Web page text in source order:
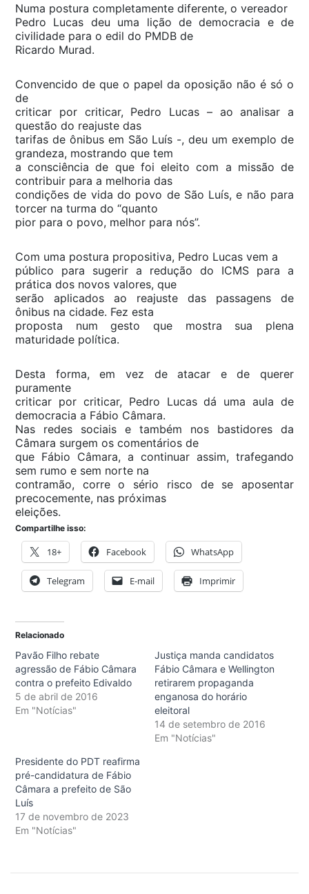
Numa postura completamente diferente, o vereador
Pedro Lucas deu uma lição de democracia e de
civilidade para o edil do PMDB de
Ricardo Murad.
Convencido de que o papel da oposição não é só o
de
criticar por criticar, Pedro Lucas – ao analisar a
questão do reajuste das
tarifas de ônibus em São Luís -, deu um exemplo de
grandeza, mostrando que tem
a consciência de que foi eleito com a missão de
contribuir para a melhoria das
condições de vida do povo de São Luís, e não para
torcer na turma do “quanto
pior para o povo, melhor para nós”.
Com uma postura propositiva, Pedro Lucas vem a
público para sugerir a redução do ICMS para a
prática dos novos valores, que
serão aplicados ao reajuste das passagens de
ônibus na cidade. Fez esta
proposta num gesto que mostra sua plena
maturidade política.
Desta forma, em vez de atacar e de querer
puramente
criticar por criticar, Pedro Lucas dá uma aula de
democracia a Fábio Câmara.
Nas redes sociais e também nos bastidores da
Câmara surgem os comentários de
que Fábio Câmara, a continuar assim, trafegando
sem rumo e sem norte na
contramão, corre o sério risco de se aposentar
precocemente, nas próximas
eleições.
Compartilhe isso:
18+ Facebook WhatsApp
Telegram E-mail Imprimir
Relacionado
Pavão Filho rebate
agressão de Fábio Câmara
contra o prefeito Edivaldo
5 de abril de 2016
Em "Notícias"
Justiça manda candidatos
Fábio Câmara e Wellington
retirarem propaganda
enganosa do horário
eleitoral
14 de setembro de 2016
Em "Notícias"
Presidente do PDT reafirma
pré-candidatura de Fábio
Câmara a prefeito de São
Luís
17 de novembro de 2023
Em "Notícias"